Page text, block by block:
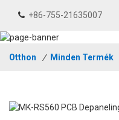
+86-755-21635007
Otthon / Minden Termék